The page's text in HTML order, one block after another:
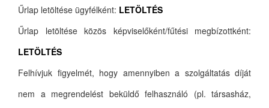
Űrlap letöltése ügyfélként: LETÖLTÉS
Űrlap letöltése közös képviselőként/fűtési megbízottként:
LETÖLTÉS
Felhívjuk figyelmét, hogy amennyiben a szolgáltatás díját
nem a megrendelést beküldő felhasználó (pl. társasház,